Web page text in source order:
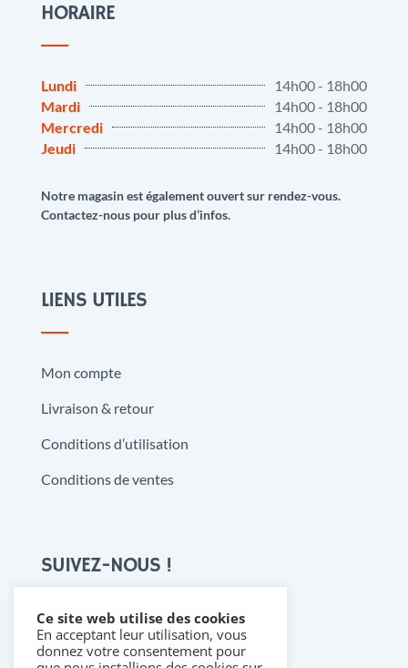
HORAIRE
Lundi
14h00 - 18h00
Mardi
14h00 - 18h00
Mercredi
14h00 - 18h00
Jeudi
14h00 - 18h00
Notre magasin est également ouvert sur rendez-vous.
Contactez-nous pour plus d’infos.
LIENS UTILES
Mon compte
Livraison & retour
Conditions d’utilisation
Conditions de ventes
SUIVEZ-NOUS !

Ce site web utilise des cookies
En acceptant leur utilisation, vous
donnez votre consentement pour